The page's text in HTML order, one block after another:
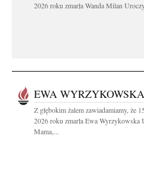
2026 roku zmarła Wanda Milan
EWA WYRZYKOWSKA
Z głębokim żalem zawiadamiamy, że
2026 roku zmarła Ewa Wyrzykowska
Mama,...